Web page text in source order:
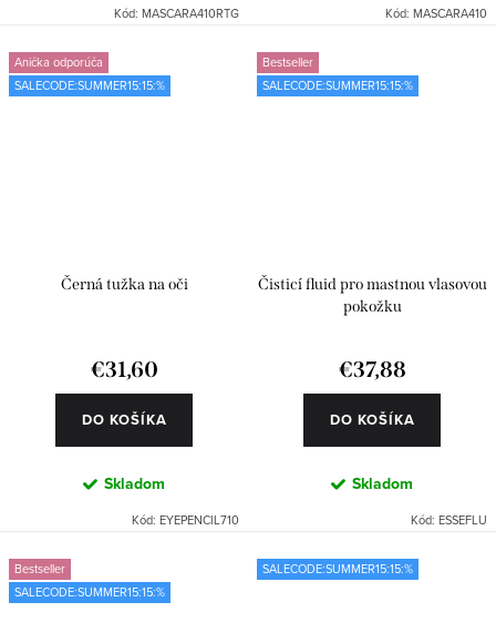
Kód: MASCARA410RTG Kód: MASCARA410
Anička odporúča
SALECODE:SUMMER15:15:%
Černá tužka na oči
€31,60
DO KOŠÍKA
Skladom
Kód: EYEPENCIL710
Bestseller
SALECODE:SUMMER15:15:%
Čisticí fluid pro mastnou vlasovou
pokožku
€37,88
DO KOŠÍKA
Skladom
Kód: ESSEFLU
Bestseller
SALECODE:SUMMER15:15:%
SALECODE:SUMMER15:15:%